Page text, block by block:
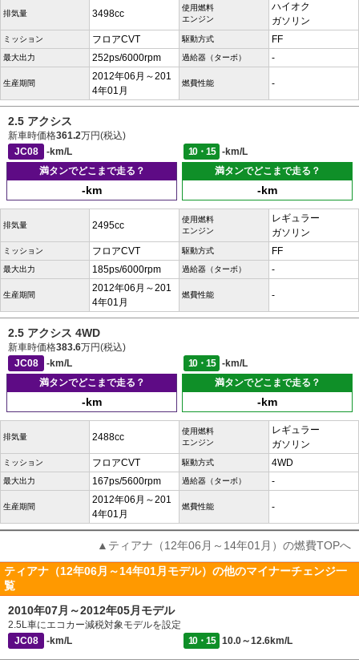
排気量 3498cc
使用燃料
エンジン
ハイオク
ガソリン
ミッション フロアCVT 駆動方式 FF
最大出力 252ps/6000rpm 過給器（ターボ） -
生産期間
2012年06月～201
4年01月
燃費性能 -
2.5 アクシス
新車時価格361.2万円(税込)
JC08
-km/L 10・15
-km/L
満タンでどこまで走る？
-km
満タンでどこまで走る？
-km
排気量 2495cc
使用燃料
エンジン
レギュラー
ガソリン
ミッション フロアCVT 駆動方式 FF
最大出力 185ps/6000rpm 過給器（ターボ） -
生産期間
2012年06月～201
4年01月
燃費性能 -
2.5 アクシス 4WD
新車時価格383.6万円(税込)
JC08
-km/L 10・15
-km/L
満タンでどこまで走る？
-km
満タンでどこまで走る？
-km
排気量 2488cc
使用燃料
エンジン
レギュラー
ガソリン
ミッション フロアCVT 駆動方式 4WD
最大出力 167ps/5600rpm 過給器（ターボ） -
生産期間
2012年06月～201
4年01月
燃費性能 -
▲ティアナ（12年06月～14年01月）の燃費TOPへ
ティアナ（12年06月～14年01月モデル）の他のマイナーチェンジ一
覧
2010年07月～2012年05月モデル
2.5L車にエコカー減税対象モデルを設定
JC08
-km/L 10・15 10.0～12.6km/L